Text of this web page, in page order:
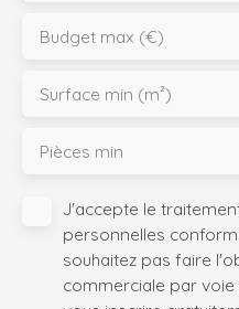
Budget max (€)
Surface min (m²)
Pièces min
J'accepte le
personnelles
souhaitez pas faire
commerciale par